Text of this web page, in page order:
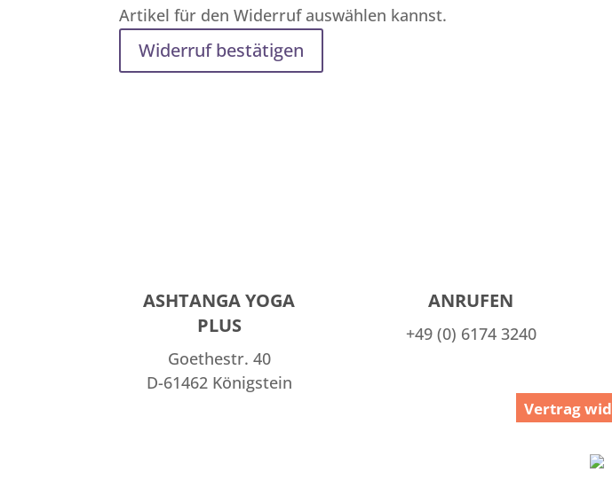
Artikel für den Widerruf auswählen kannst.
Widerruf bestätigen
ASHTANGA YOGA
PLUS
Goethestr. 40
D-61462 Königstein
ANRUFEN
+49 (0) 6174 3240
Vertrag